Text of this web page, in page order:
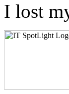
I lost